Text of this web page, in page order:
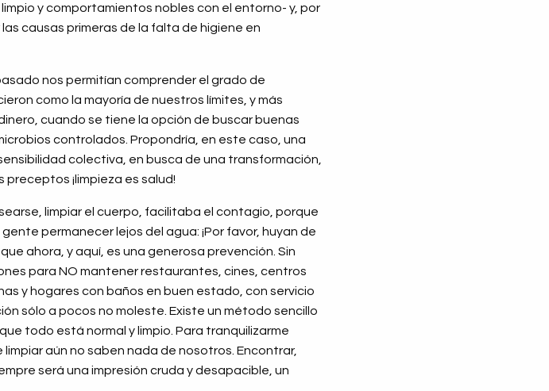
y comportamientos nobles con el entorno- y, por
causas primeras de la falta de higiene en
nos permitían comprender el grado de
como la mayoría de nuestros límites, y más
cuando se tiene la opción de buscar buenas
controlados. Propondría, en este caso, una
colectiva, en busca de una transformación,
¡limpieza es salud!
limpiar el cuerpo, facilitaba el contagio, porque
permanecer lejos del agua: ¡Por favor, huyan de
ahora, y aquí, es una generosa prevención. Sin
para NO mantener restaurantes, cines, centros
y hogares con baños en buen estado, con servicio
sólo a pocos no moleste. Existe un método sencillo
todo está normal y limpio. Para tranquilizarme
aún no saben nada de nosotros. Encontrar,
será una impresión cruda y desapacible, un